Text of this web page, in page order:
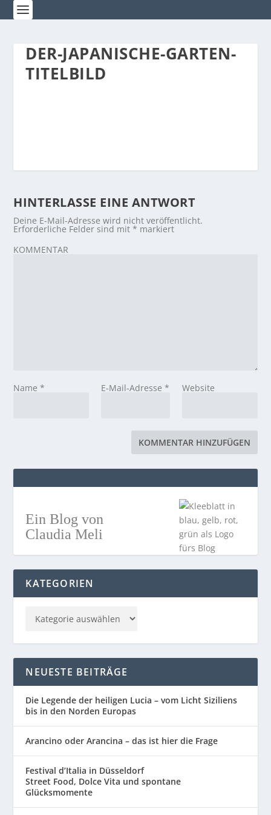
DER-JAPANISCHE-GARTEN-
TITELBILD
HINTERLASSE EINE ANTWORT
Deine E-Mail-Adresse wird nicht veröffentlicht.
Erforderliche Felder sind mit* markiert
KOMMENTAR
Name* E-Mail-Adresse * Website
Ein Blog von
Claudia Meli
KATEGORIEN
NEUESTE BEITRÄGE
Die Legende der heiligen Lucia – vom Licht Siziliens
bis in den Norden Europas
Arancino oder Arancina – das ist hier die Frage
Festival d’Italia in Düsseldorf
Street Food, Dolce Vita und spontane
Glücksmomente